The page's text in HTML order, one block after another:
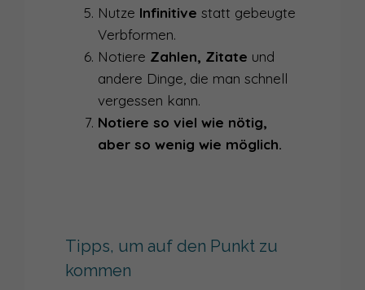
Nutze Infinitive statt gebeugte
Verbformen.
Notiere Zahlen, Zitate und
andere Dinge, die man schnell
vergessen kann.
Notiere so viel wie nötig,
aber so wenig wie möglich.
Tipps, um auf den Punkt zu
kommen